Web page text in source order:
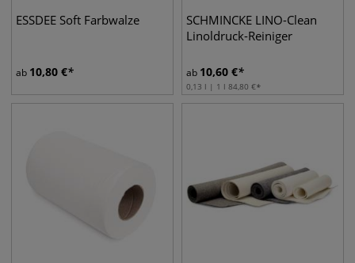
ESSDEE Soft Farbwalze
ab 10,80 €
SCHMINCKE LINO-Clean
Linoldruck-Reiniger
ab 10,60 €
0,13 l | 1 l 84,80 €